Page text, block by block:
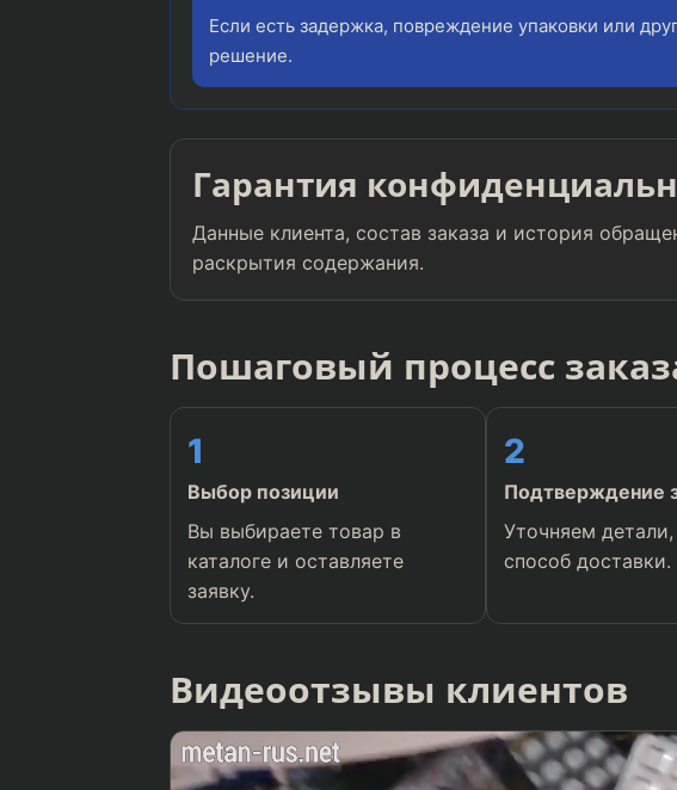
Если есть задержка, повреждение упаковки или
решение.
Гарантия
Данные клиента, состав заказа и история
раскрытия содержания.
Пошаговый процесс
1
Выбор позиции
Вы выбираете товар в
каталоге и оставляете
заявку.
2
Подтверждение
Уточняем
способ доставки.
Видеоотзывы клиентов